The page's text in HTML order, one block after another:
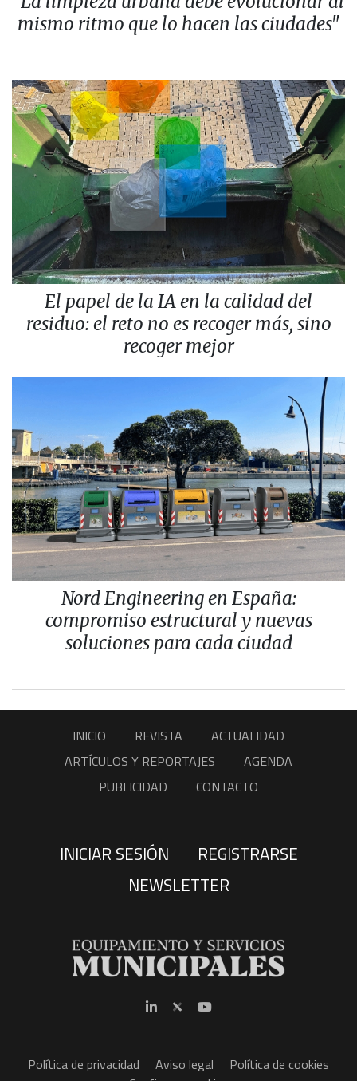
mismo ritmo que lo hacen las ciudades"
El papel de la IA en la calidad del
residuo: el reto no es recoger más, sino
recoger mejor
Nord Engineering en España:
compromiso estructural y nuevas
soluciones para cada ciudad
INICIO REVISTA
ACTUALIDAD
ARTÍCULOS Y REPORTAJES
AGENDA
PUBLICIDAD
CONTACTO
INICIAR SESIÓN
REGISTRARSE
NEWSLETTER
Política de privacidad Aviso legal
Política de cookies